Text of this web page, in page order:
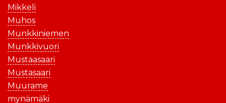
Mikkeli
Muhos
Munkkiniemen
Munkkivuori
Mustaasaari
Mustasaari
Muurame
mynämäki